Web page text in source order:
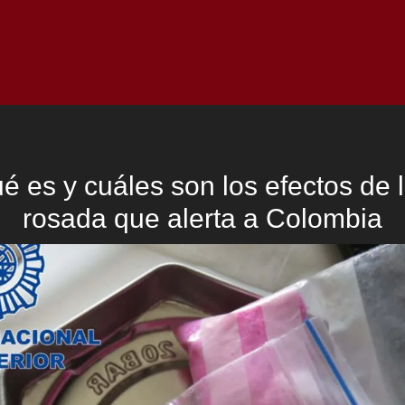
es y cuáles son los efectos de
rosada que alerta a Colombia